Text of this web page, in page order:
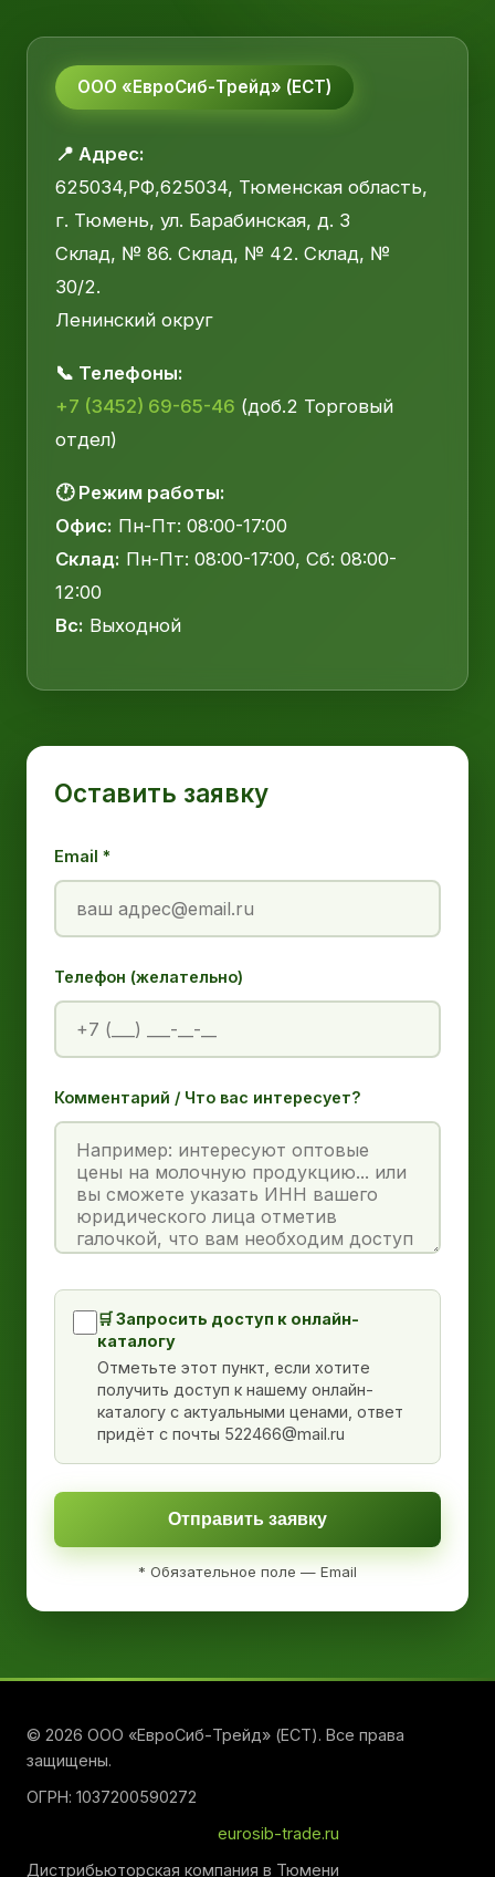
ООО «ЕвроСиб-Трейд» (ЕСТ)
📍 Адрес:
625034,РФ,625034, Тюменская область,
г. Тюмень, ул. Барабинская, д. 3
Склад, № 86. Склад, № 42. Склад, №
30/2.
Ленинский округ
📞 Телефоны:
+7 (3452) 69-65-46 (доб.2 Торговый
отдел)
🕐 Режим работы:
Офис: Пн-Пт: 08:00-17:00
Склад: Пн-Пт: 08:00-17:00, Сб: 08:00-
12:00
Вс: Выходной
Оставить заявку
Email *
Телефон (желательно)
Комментарий / Что вас интересует?
🛒 Запросить доступ к онлайн-
каталогу
Отметьте этот пункт, если хотите
получить доступ к нашему онлайн-
каталогу с актуальными ценами, ответ
придёт с почты 522466@mail.ru
Отправить заявку
* Обязательное поле — Email
© 2026 ООО «ЕвроСиб-Трейд» (ЕСТ). Все права
защищены.
ОГРН: 1037200590272
eurosib-trade.ru
Дистрибьюторская компания в Тюмени